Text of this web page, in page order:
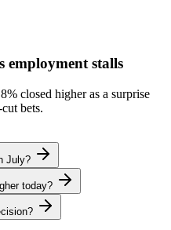
employment stalls
closed higher as a surprise
bets.
July?
today?